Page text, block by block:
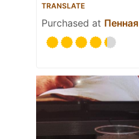
TRANSLATE
Purchased at Пенная